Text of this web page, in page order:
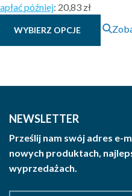
później: 20,83 zł
WYBIERZ OPCJE
Ten
na
stronie
NEWSLETTER
Prześlij nam swój adres e-
nowych produktach,
wyprzedażach.